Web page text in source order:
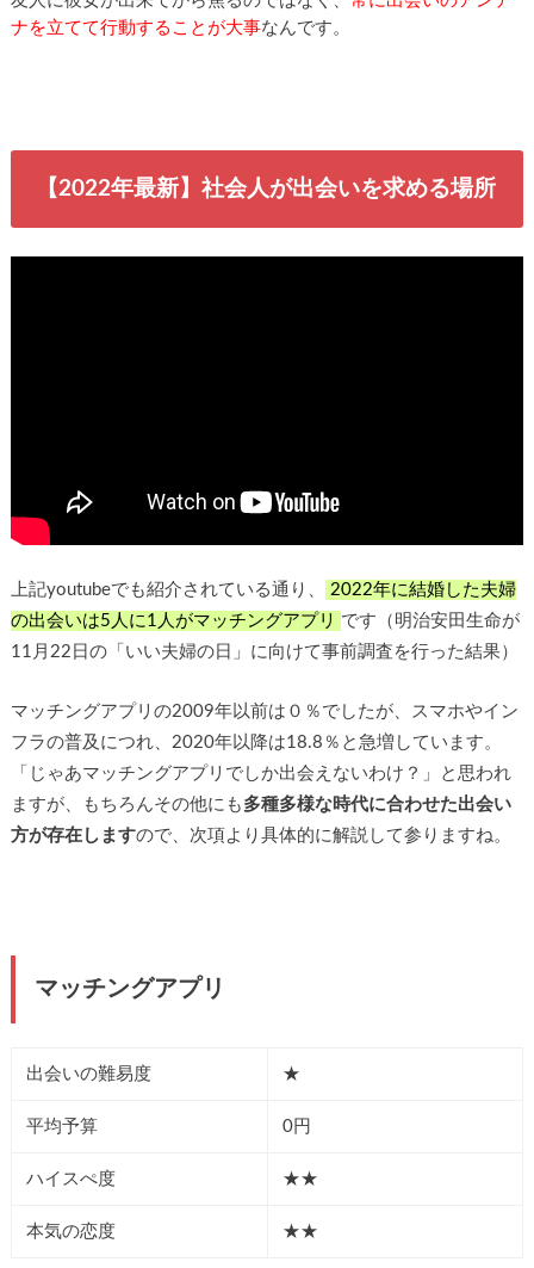
ナを立てて行動することが大事なんです。
【2022年最新】社会人が出会いを求める場所
上記youtubeでも紹介されている通り、
2022年に結婚した夫婦
の出会いは5人に1人がマッチングアプリ です（明治安田生命が
11月22日の「いい夫婦の日」に向けて事前調査を行った結果）
マッチングアプリの2009年以前は０％でしたが、スマホやイン
フラの普及につれ、2020年以降は18.8％と急増しています。
「じゃあマッチングアプリでしか出会えないわけ？」と思われ
ますが、もちろんその他にも 多種多様な時代に合わせた出会い
方が存在しますので、次項より具体的に解説して参りますね。
マッチングアプリ
出会いの難易度 ★
平均予算 0円
ハイスぺ度 ★★
本気の恋度 ★★